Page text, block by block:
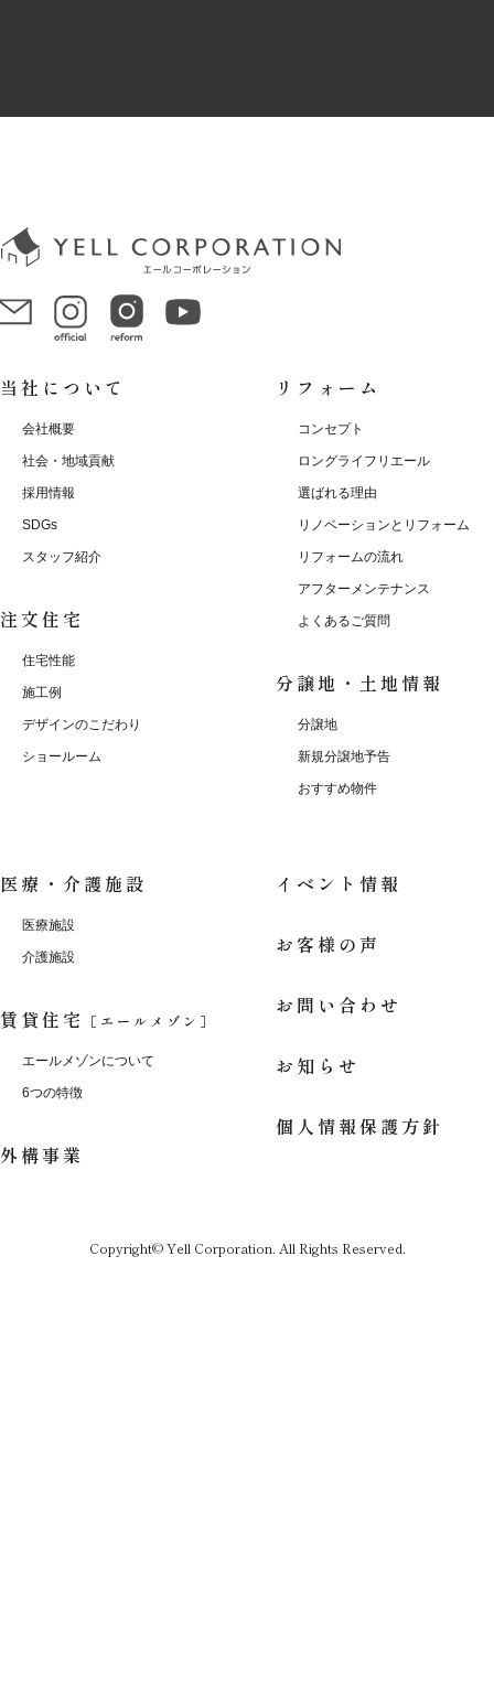
当社について
会社概要
社会・地域貢献
採用情報
SDGs
スタッフ紹介
注文住宅
住宅性能
施工例
デザインのこだわり
ショールーム
リフォーム
コンセプト
ロングライフリエール
選ばれる理由
リノベーションとリフォーム
リフォームの流れ
アフターメンテナンス
よくあるご質問
分譲地・土地情報
分譲地
新規分譲地予告
おすすめ物件
医療・介護施設
医療施設
介護施設
賃貸住宅 ［エールメゾン］
エールメゾンについて
6つの特徴
外構事業
イベント情報
お客様の声
お問い合わせ
お知らせ
個人情報保護方針
Copyright© Yell Corporation. All Rights Reserved.